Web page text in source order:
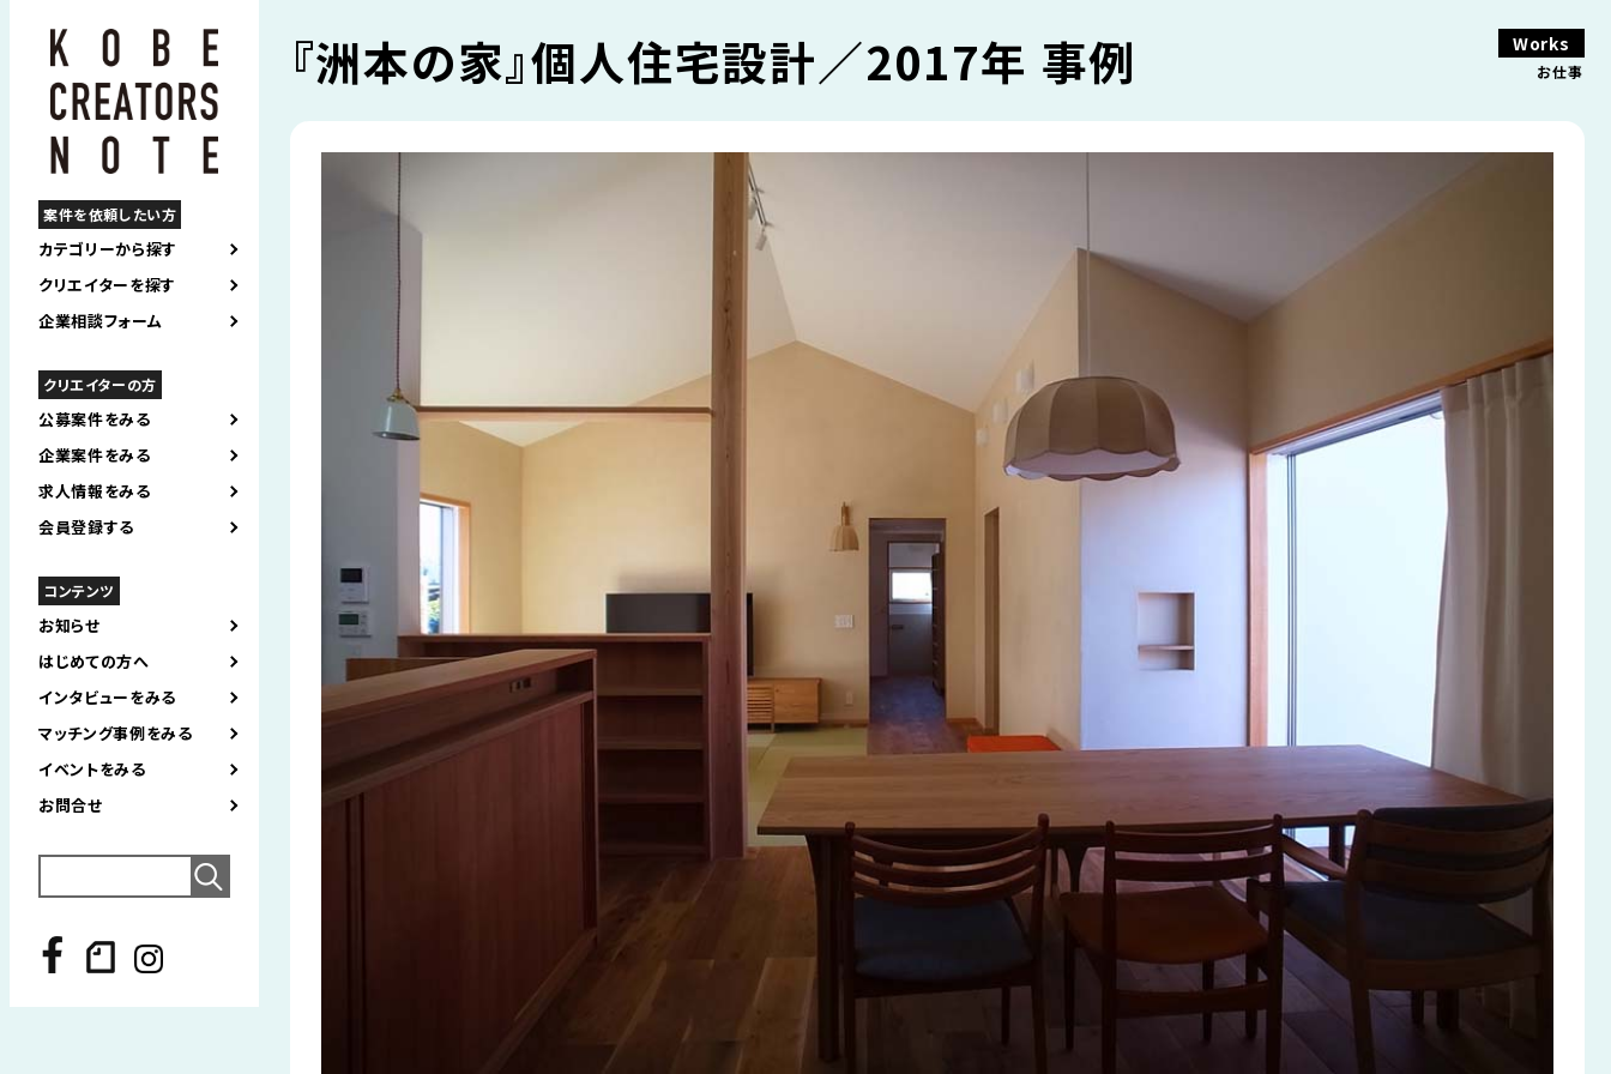
案件を依頼したい方
カテゴリーから探す
クリエイターを探す
企業相談フォーム
クリエイターの方
公募案件をみる
企業案件をみる
求人情報をみる
会員登録する
コンテンツ
お知らせ
はじめての方へ
インタビューをみる
マッチング事例をみる
イベントをみる
お問合せ
for:
Works
お仕事
『洲本の家』個人住宅設計／2017年 事例